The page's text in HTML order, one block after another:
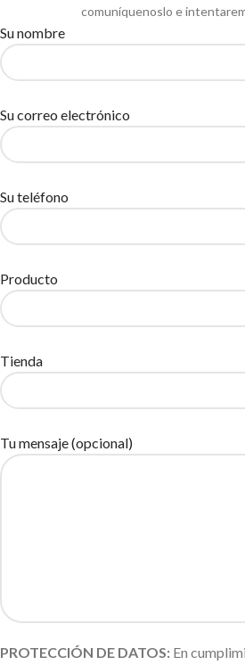
comuníquenoslo e
Su nombre
Su correo electrónico
Su teléfono
Producto
Tienda
Tu mensaje (opcional)
PROTECCIÓN DE DATOS: En